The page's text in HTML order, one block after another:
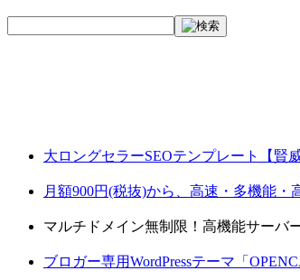
大ロングセラーSEOテンプレート【賢威
月額900円(税抜)から、高速・多機能・
マルチドメイン無制限！高機能サーバ
ブロガー専用WordPressテーマ「